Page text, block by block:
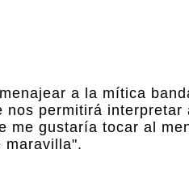
a la mítica
permitirá interpretar
me gustaría tocar al
maravilla".